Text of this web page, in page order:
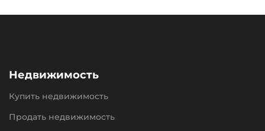
Недвижимость
Купить недвижимость
Продать недвижимость